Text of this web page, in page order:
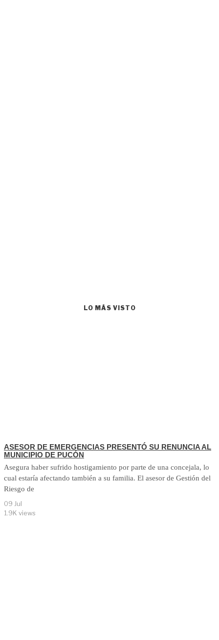
LO MÁS VISTO
ASESOR DE EMERGENCIAS PRESENTÓ SU RENUNCIA AL
MUNICIPIO DE PUCÓN
Asegura haber sufrido hostigamiento por parte de una concejala, lo
cual estaría afectando también a su familia. El asesor de Gestión del
Riesgo de
09 Jul
1.9K views